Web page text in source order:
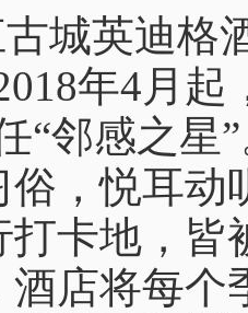
城英迪格
年4月
“邻感之星
俗，悦耳动
打卡地，皆
酒店将每个